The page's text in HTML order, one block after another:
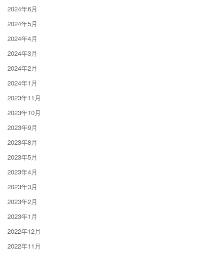
2024年6月
2024年5月
2024年4月
2024年3月
2024年2月
2024年1月
2023年11月
2023年10月
2023年9月
2023年8月
2023年5月
2023年4月
2023年3月
2023年2月
2023年1月
2022年12月
2022年11月